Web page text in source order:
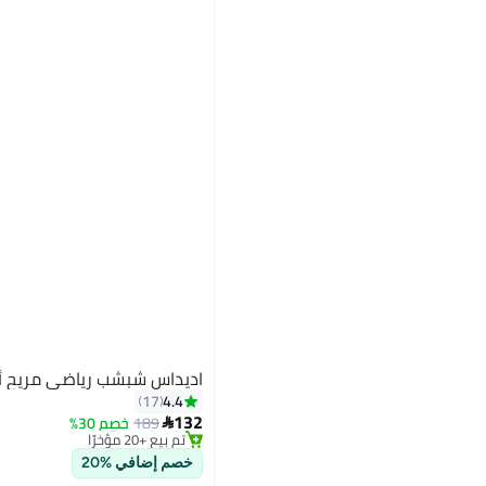
اديداس شبشب رياضي مريح
4.4
17
132
189 خصم 30%
#11 في صنادل رجالية
توصيل مجاني
تم بيع +20 مؤخرًا
#11 في صنادل رجالية
خصم إضافي %20